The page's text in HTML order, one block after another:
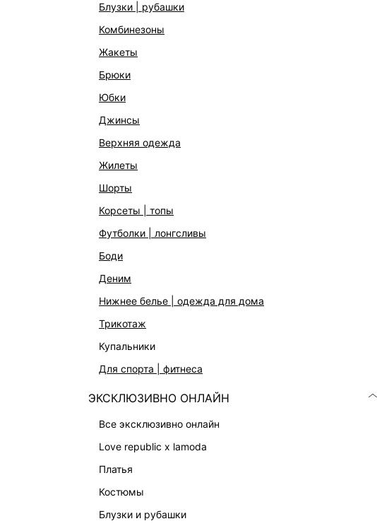
блузки | рубашки
комбинезоны
жакеты
брюки
юбки
джинсы
верхняя одежда
жилеты
шорты
корсеты | топы
футболки | лонгсливы
боди
деним
нижнее белье | одежда для дома
трикотаж
купальники
для спорта | фитнеса
ЭКСКЛЮЗИВНО ОНЛАЙН
все эксклюзивно онлайн
love republic x lamoda
платья
костюмы
блузки и рубашки
АКСЕССУАРЫ | УКРАШЕНИЯ
ФИНАЛЬНАЯ РАСПРОДАЖА
ПОДАРОЧНЫЕ СЕРТИФИКАТЫ
БАЛЬЗАМЫ-ТИНТЫ